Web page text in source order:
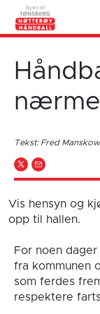
Tekst: Fred
Vis hensyn og
opp til hallen.
For noen
fra kommunen
som ferdes
respektere